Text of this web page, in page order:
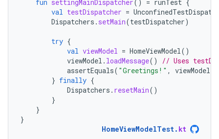
fun settingMainDispatcher() = runTest {
val testDispatcher =
Dispatchers . setMain(testDispatcher)
try {
val viewModel = HomeViewModel()
viewModel . loadMessage()
// Uses
assertEquals( "Greetings!" , viewModel
} finally {
Dispatchers . resetMain()
}
}
}
HomeViewModelTest. kt